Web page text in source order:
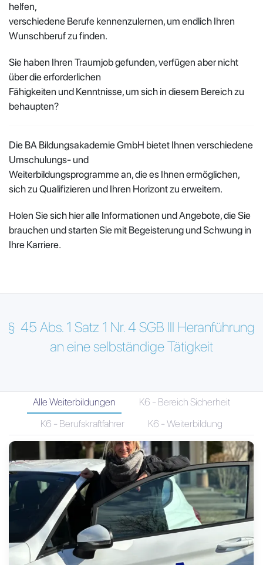
helfen,
verschiedene Berufe kennenzulernen, um endlich Ihren
Wunschberuf zu finden.
Sie haben Ihren Traumjob gefunden, verfügen aber nicht
über die erforderlichen
Fähigkeiten und Kenntnisse, um sich in diesem Bereich zu
behaupten?
Die BA Bildungsakademie GmbH bietet Ihnen verschiedene
Umschulungs- und
Weiterbildungsprogramme an, die es Ihnen ermöglichen,
sich zu Qualifizieren und Ihren Horizont zu erweitern.
Holen Sie sich hier alle Informationen und Angebote, die Sie
brauchen und starten Sie mit Begeisterung und Schwung in
Ihre Karriere.
§ 45 Abs. 1 Satz 1 Nr. 4 SGB III Heranführung
an eine selbständige Tätigkeit
Alle Weiterbildungen
K6 - Bereich Sicherheit
K6 - Berufskraftfahrer
K6 - Weiterbildung